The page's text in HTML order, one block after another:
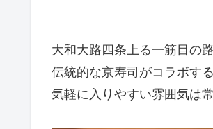
大和大路四条上る一筋目の
伝統的な京寿司がコラボす
気軽に入りやすい雰囲気は